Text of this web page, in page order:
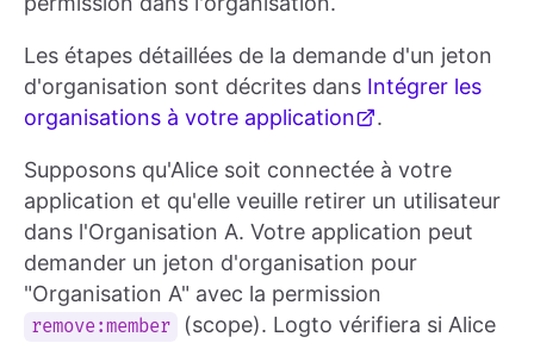
Les étapes détaillées de la demande d'un jeton
d'organisation sont décrites dans Intégrer les
organisations à votre application
.
Supposons qu'Alice soit connectée à votre
application et qu'elle veuille retirer un utilisateur
dans l'Organisation A. Votre application peut
demander un jeton d'organisation pour
"Organisation A" avec la permission
remove:member
(scope). Logto vérifiera si Alice